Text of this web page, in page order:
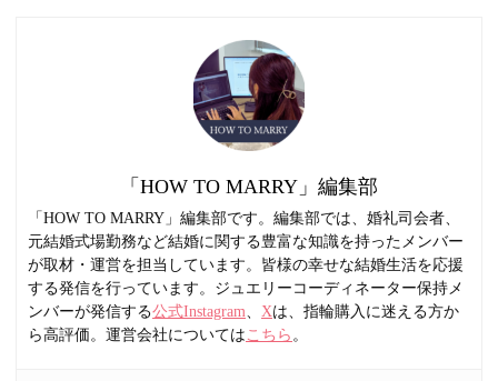
「HOW TO MARRY」編集部
「HOW TO MARRY」編集部です。編集部では、婚礼司会者、
元結婚式場勤務など結婚に関する豊富な知識を持ったメンバー
が取材・運営を担当しています。皆様の幸せな結婚生活を応援
する発信を行っています。ジュエリーコーディネーター保持メ
ンバーが発信する公式Instagram、 Xは、指輪購入に迷える方か
ら高評価。運営会社については こちら 。